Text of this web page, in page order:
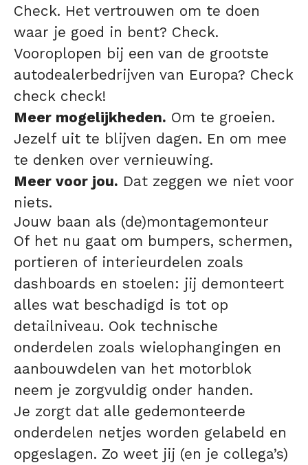
Check. Het vertrouwen om te doen
waar je goed in bent? Check.
Vooroplopen bij een van de grootste
autodealerbedrijven van Europa? Check
check check!
Meer mogelijkheden. Om te groeien.
Jezelf uit te blijven dagen. En om mee
te denken over vernieuwing.
Meer voor jou. Dat zeggen we niet voor
niets.
Jouw baan als (de)montagemonteur
Of het nu gaat om bumpers, schermen,
portieren of interieurdelen zoals
dashboards en stoelen: jij demonteert
alles wat beschadigd is tot op
detailniveau. Ook technische
onderdelen zoals wielophangingen en
aanbouwdelen van het motorblok
neem je zorgvuldig onder handen.
Je zorgt dat alle gedemonteerde
onderdelen netjes worden gelabeld en
opgeslagen. Zo weet jij (en je collega’s)